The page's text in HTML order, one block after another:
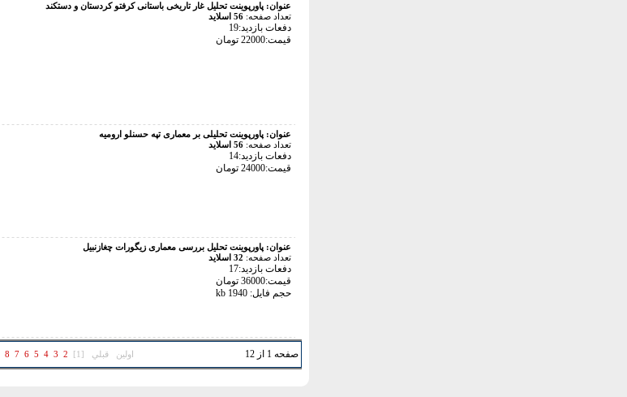
عنوان: پاورپوینت تحلیل غار تاریخی باستانی کرفتو کردستان و دستکند
تعداد صفحه: 56 اسلاید
دفعات بازدید:19
قیمت:22000 تومان
عنوان: پاورپوینت تحلیلی بر معماری تپه حسنلو ارومیه
تعداد صفحه: 56 اسلاید
دفعات بازدید:14
قیمت:24000 تومان
عنوان: پاورپوینت تحلیل بررسی معماری زيگورات چغازنبيل
تعداد صفحه: 32 اسلاید
دفعات بازدید:17
قیمت:36000 تومان
حجم فایل: 1940 kb
صفحه 1 از 12 اولين قبلي [1]
2
3
4
5
6
7
8